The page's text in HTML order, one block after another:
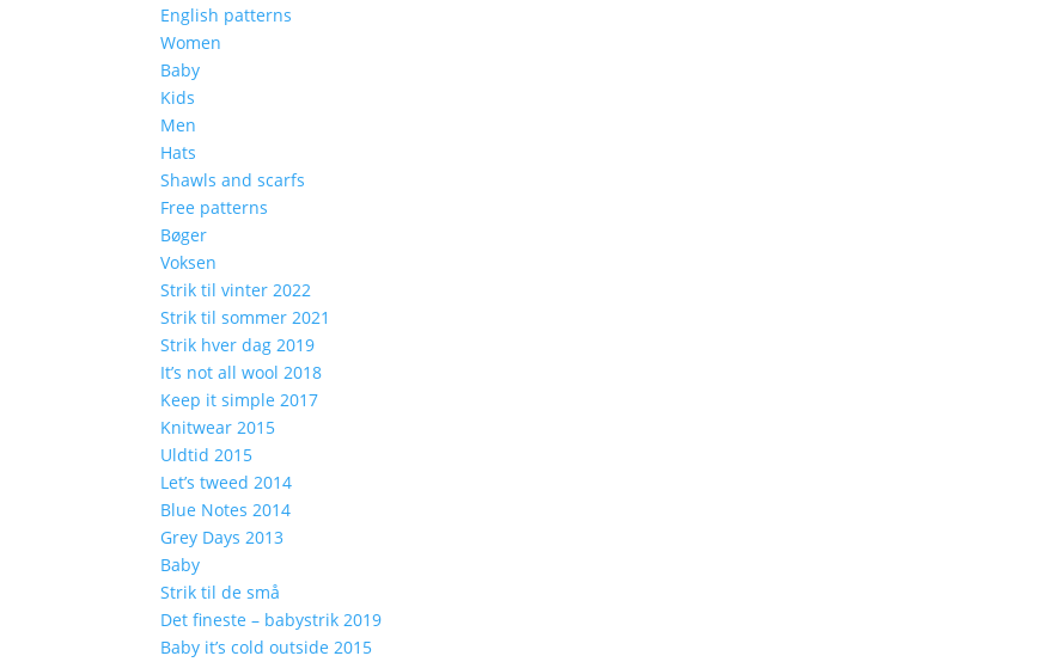
English patterns
Women
Baby
Kids
Men
Hats
Shawls and scarfs
Free patterns
Bøger
Voksen
Strik til vinter 2022
Strik til sommer 2021
Strik hver dag 2019
It’s not all wool 2018
Keep it simple 2017
Knitwear 2015
Uldtid 2015
Let’s tweed 2014
Blue Notes 2014
Grey Days 2013
Baby
Strik til de små
Det fineste – babystrik 2019
Baby it’s cold outside 2015